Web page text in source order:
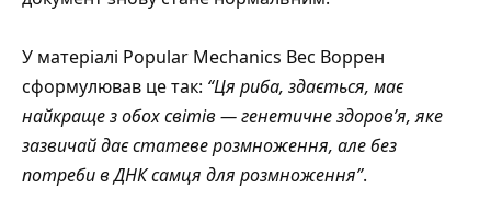
У матеріалі Popular Mechanics Вес Воррен
сформулював це так: “Ця риба, здається, має
найкраще з обох світів — генетичне здоров’я, яке
зазвичай дає статеве розмноження, але без
потреби в ДНК самця для розмноження”.